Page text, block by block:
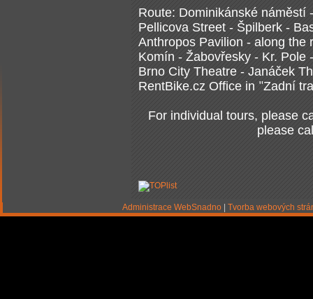
Route: Dominikánské náměstí
Pellicova Street - Špilberk -
Anthropos Pavilion - along the
Komín - Žabovřesky - Kr. Pole
Brno City Theatre - Janáček
RentBike.cz Office in "Zadní
For individual tours, please
please
Administrace WebSnadno Tvorba webových